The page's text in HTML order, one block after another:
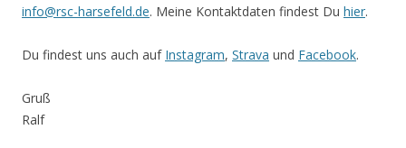
info@rsc-harsefeld.de. Meine Kontaktdaten findest Du hier.
Du findest uns auch auf Instagram, Strava und Facebook.
Gruß
Ralf